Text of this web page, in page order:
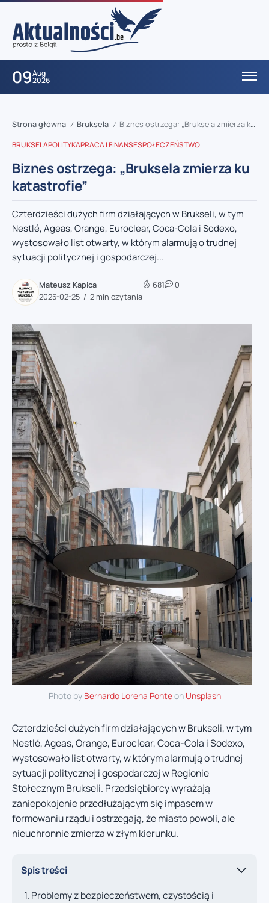
09Aug
2026
Strona główna / Bruksela / Biznes ostrzega: „Bruksela zmierza ku katastrofie”
BRUKSELAPOLITYKAPRACA I FINANSESPOŁECZEŃSTWO
Biznes ostrzega: „Bruksela zmierza ku
katastrofie”
Czterdzieści dużych firm działających w Brukseli, w tym
Nestlé, Ageas, Orange, Euroclear, Coca-Cola i Sodexo,
wystosowało list otwarty, w którym alarmują o trudnej
sytuacji politycznej i gospodarczej...
Mateusz Kapica
2025-02-25
2 min czytania
681 0
Photo by Bernardo Lorena Ponteon Unsplash
Czterdzieści dużych firm działających w Brukseli, w tym
Nestlé, Ageas, Orange, Euroclear, Coca-Cola i Sodexo,
wystosowało list otwarty, w którym alarmują o trudnej
sytuacji politycznej i gospodarczej w Regionie
Stołecznym Brukseli. Przedsiębiorcy wyrażają
zaniepokojenie przedłużającym się impasem w
formowaniu rządu i ostrzegają, że miasto powoli, ale
nieuchronnie zmierza w złym kierunku.
Spis treści
Problemy z bezpieczeństwem, czystością i